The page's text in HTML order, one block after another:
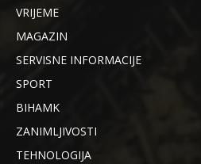
VRIJEME
MAGAZIN
SERVISNE INFORMACIJE
SPORT
BIHAMK
ZANIMLJIVOSTI
TEHNOLOGIJA